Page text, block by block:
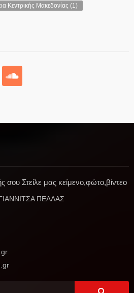
Κεντρικής Μακεδονίας (1)
σου Στείλε μας κείμενο,φώτο,βίντεο
ΠΕΛΛΑΣ